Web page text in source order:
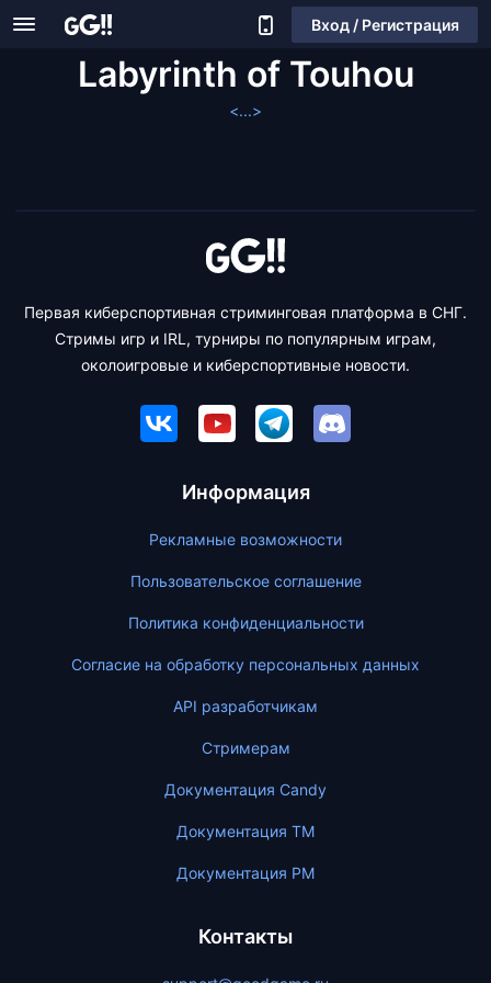
Вход / Регистрация
Labyrinth of Touhou
<...>
Первая киберспортивная стриминговая платформа в СНГ.
Стримы игр и IRL, турниры по популярным играм,
околоигровые и киберспортивные новости.
Информация
Рекламные возможности
Пользовательское соглашение
Политика конфиденциальности
Согласие на обработку персональных данных
API разработчикам
Стримерам
Документация Candy
Документация ТМ
Документация PM
Контакты